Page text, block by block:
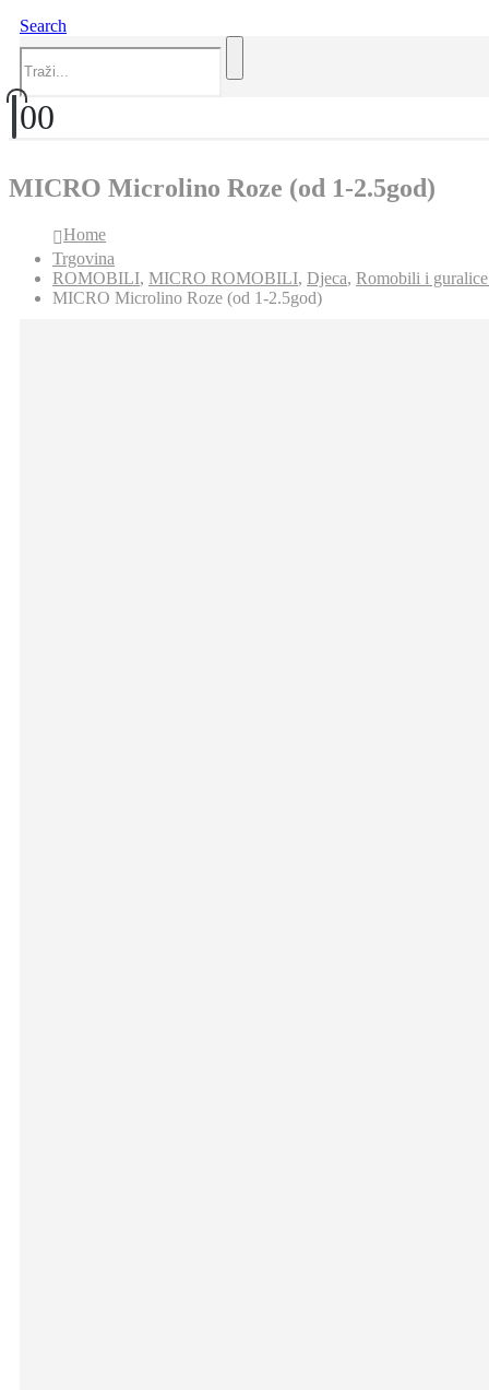
Search
00
MICRO Microlino Roze (od 1-2.5god)
Home
Trgovina
ROMOBILI, MICRO ROMOBILI, Djeca, Romobili i
MICRO Microlino Roze (od 1-2.5god)